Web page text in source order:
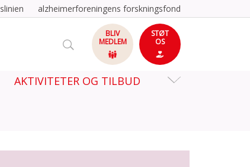
alzheimerforeningens forskningsfond
BLIV
MEDLEM
STØT
OS
AKTIVITETER OG TILBUD